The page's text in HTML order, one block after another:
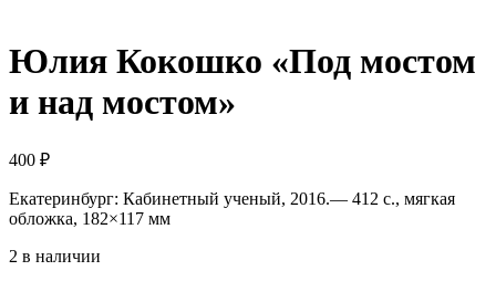
Юлия Кокошко «Под мостом
и над мостом»
400 ₽
Екатеринбург: Кабинетный ученый, 2016.— 412 с., мягкая
обложка, 182×117 мм
2 в наличии